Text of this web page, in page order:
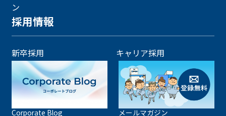
ン
採用情報
新卒採用 キャリア採用
Corporate Blog メールマガジン